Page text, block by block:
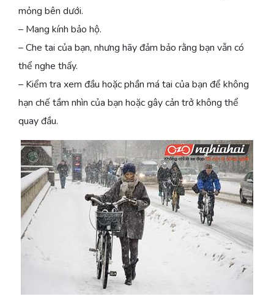
mỏng bên dưới.
– Mang kính bảo hộ.
– Che tai của bạn, nhưng hãy đảm bảo rằng bạn vẫn có
thể nghe thấy.
– Kiểm tra xem đầu hoặc phần má tai của bạn để không
hạn chế tầm nhìn của bạn hoặc gây cản trở không thể
quay đầu.